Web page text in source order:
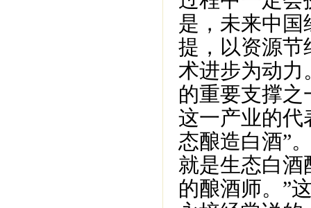
是，未来中
提，以资源节
术进步为动力
的重要支撑
这一产业的代
态酿造白酒”
就是生态白酒
的酿酒师。”